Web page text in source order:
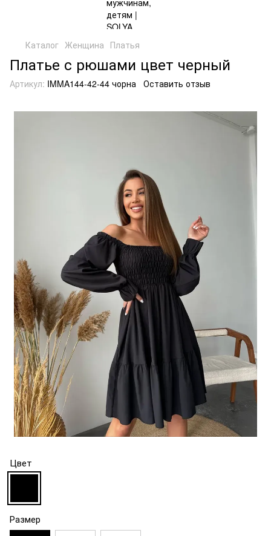
Каталог Женщина Платья
Платье с рюшами цвет черный
Артикул: IMMA144-42-44 чорна Оставить отзыв
Цвет
Размер